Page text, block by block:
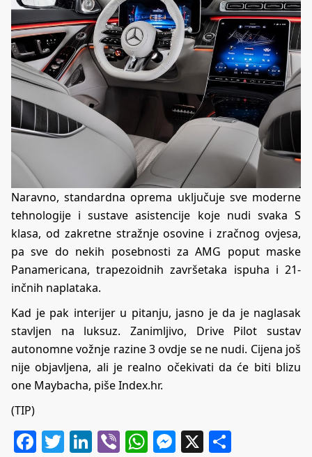
Naravno, standardna oprema uključuje sve moderne
tehnologije i sustave asistencije koje nudi svaka S
klasa, od zakretne stražnje osovine i zračnog ovjesa,
pa sve do nekih posebnosti za AMG poput maske
Panamericana, trapezoidnih završetaka ispuha i 21-
inčnih naplataka.
Kad je pak interijer u pitanju, jasno je da je naglasak
stavljen na luksuz. Zanimljivo, Drive Pilot sustav
autonomne vožnje razine 3 ovdje se ne nudi. Cijena još
nije objavljena, ali je realno očekivati da će biti blizu
one Maybacha, pišeIndex.hr.
(TIP)
Facebook
Twitter
LinkedIn
ViberWhatsApp
Messenger
X